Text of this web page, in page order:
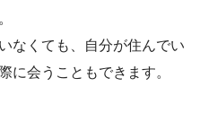
なくても、自分が住んでい
に会うこともできます。